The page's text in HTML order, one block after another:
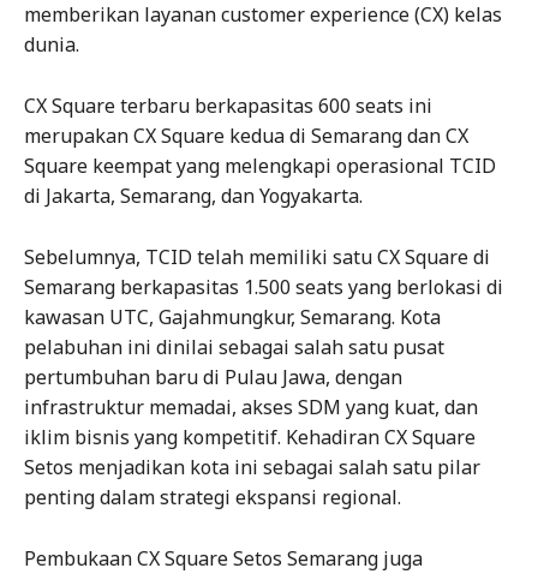
memberikan layanan customer experience (CX) kelas
dunia.
CX Square terbaru berkapasitas 600 seats ini
merupakan CX Square kedua di Semarang dan CX
Square keempat yang melengkapi operasional TCID
di Jakarta, Semarang, dan Yogyakarta.
Sebelumnya, TCID telah memiliki satu CX Square di
Semarang berkapasitas 1.500 seats yang berlokasi di
kawasan UTC, Gajahmungkur, Semarang. Kota
pelabuhan ini dinilai sebagai salah satu pusat
pertumbuhan baru di Pulau Jawa, dengan
infrastruktur memadai, akses SDM yang kuat, dan
iklim bisnis yang kompetitif. Kehadiran CX Square
Setos menjadikan kota ini sebagai salah satu pilar
penting dalam strategi ekspansi regional.
Pembukaan CX Square Setos Semarang juga